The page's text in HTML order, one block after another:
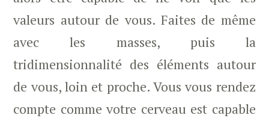
valeurs autour de vous. Faites de même
avec les masses, puis la
tridimensionnalité des éléments autour
de vous, loin et proche. Vous vous rendez
compte comme votre cerveau est capable